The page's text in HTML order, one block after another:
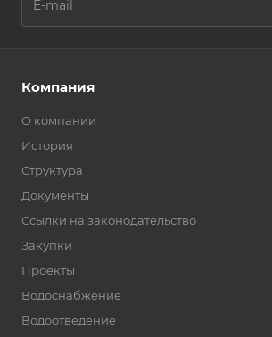
Компания
О компании
История
Структура
Документы
Ссылки на законодательство
Закупки
Проекты
Водоснабжение
Водоотведение